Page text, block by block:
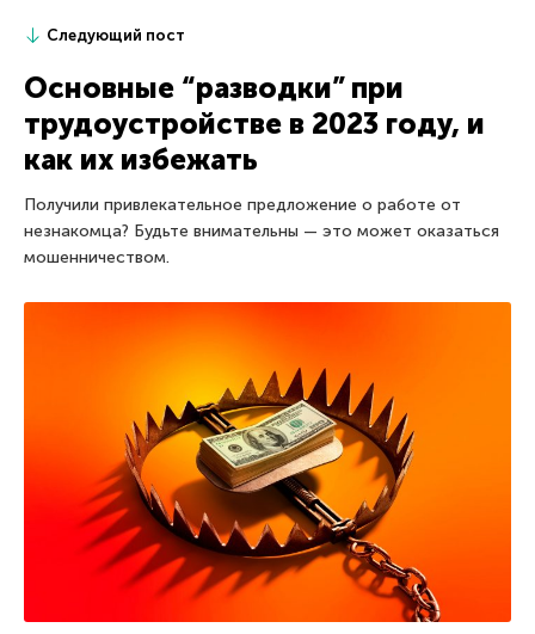
Следующий пост
Основные “разводки” при
трудоустройстве в 2023 году, и
как их избежать
Получили привлекательное предложение о работе от
незнакомца? Будьте внимательны — это может оказаться
мошенничеством.